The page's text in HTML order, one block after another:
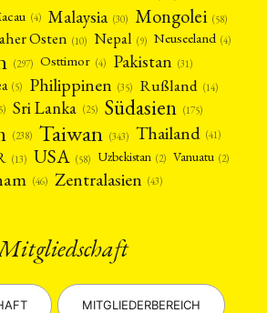
(4) Malaysia (30) Mongolei (58)
Osten (10) Nepal (9) Neuseeland (4)
(297) Osttimor (4) Pakistan (31)
(5) Philippinen (35) Rußland (14)
Sri Lanka (25) Südasien (175)
(238) Taiwan (343) Thailand (41)
(13) USA (58) Uzbekistan (2) Vanuatu (2)
(46) Zentralasien (43)
MITGLIEDERBEREICH